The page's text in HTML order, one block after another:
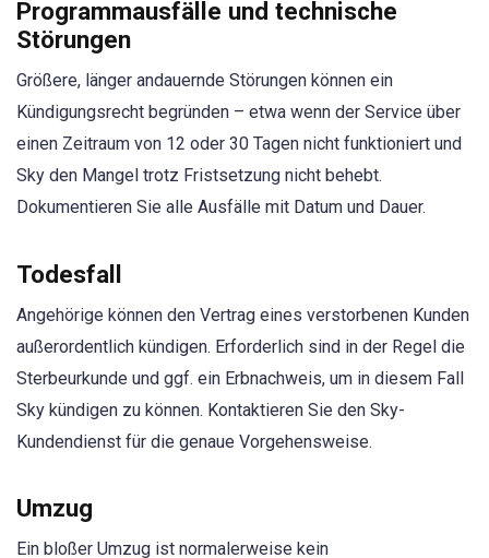
Programmausfälle und technische
Störungen
Größere, länger andauernde Störungen können ein
Kündigungsrecht begründen – etwa wenn der Service über
einen Zeitraum von 12 oder 30 Tagen nicht funktioniert und
Sky den Mangel trotz Fristsetzung nicht behebt.
Dokumentieren Sie alle Ausfälle mit Datum und Dauer.
Todesfall
Angehörige können den Vertrag eines verstorbenen Kunden
außerordentlich kündigen. Erforderlich sind in der Regel die
Sterbeurkunde und ggf. ein Erbnachweis, um in diesem Fall
Sky kündigen zu können. Kontaktieren Sie den Sky-
Kundendienst für die genaue Vorgehensweise.
Umzug
Ein bloßer Umzug ist normalerweise kein